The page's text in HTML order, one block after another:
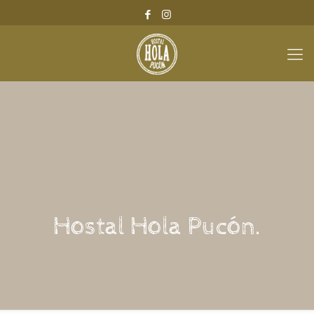
Hostal Hola Pucón.